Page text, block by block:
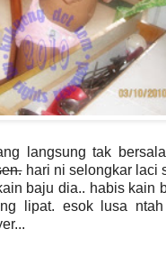
langsung tak
hari ni selongkar laci
baju dia.. habis kain
lipat. esok lusa